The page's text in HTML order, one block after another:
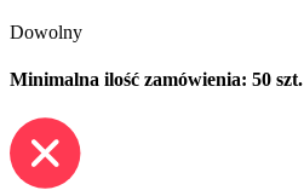
Dowolny
Minimalna ilość zamówienia: 50 szt.